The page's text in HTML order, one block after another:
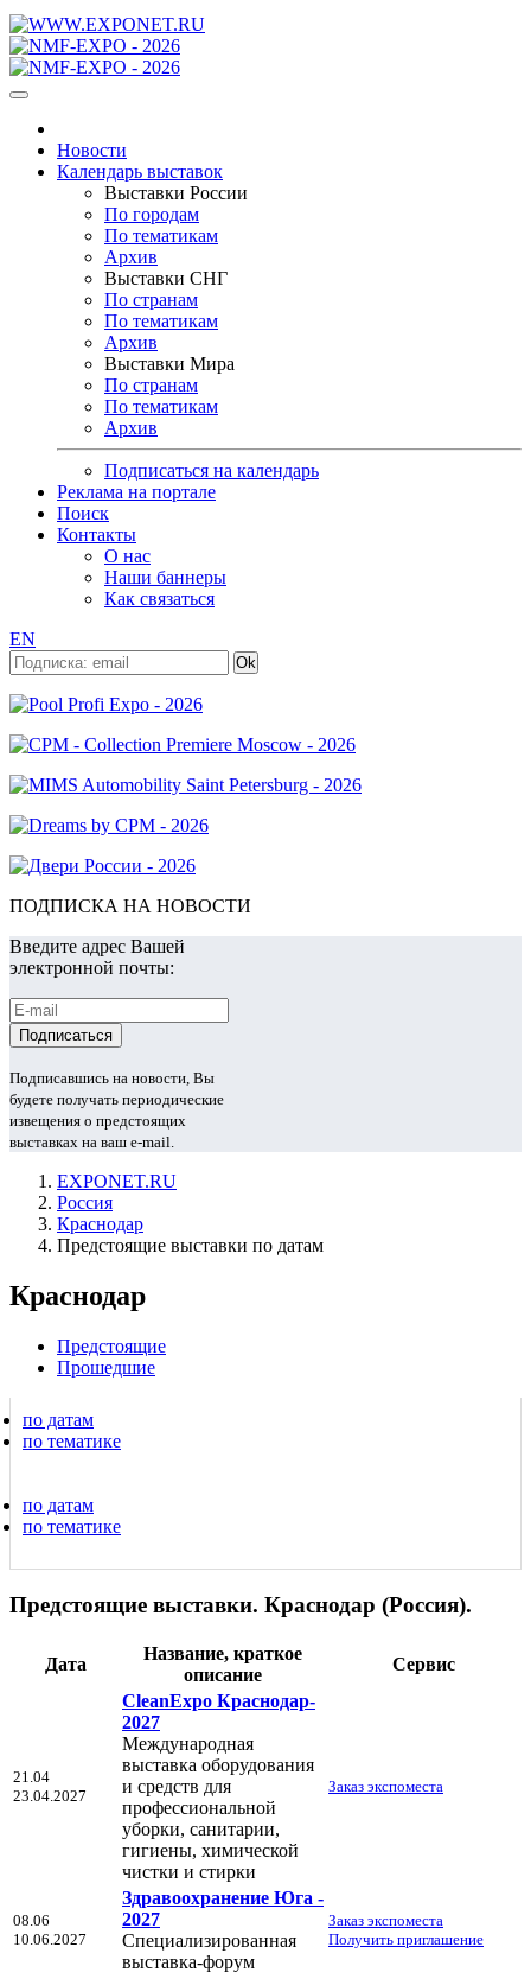
Новости
Календарь выставок
Выставки России
По городам
По тематикам
Архив
Выставки СНГ
По странам
По тематикам
Архив
Выставки Мира
По странам
По тематикам
Архив
Подписаться на календарь
Реклама на портале
Поиск
Контакты
О нас
Наши баннеры
Как связаться
EN
ПОДПИСКА НА НОВОСТИ
Введите адрес Вашей
электронной почты:
Подписавшись на новости, Вы
будете получать периодические
извещения о предстоящих
выставках на ваш e-mail.
EXPONET.RU
Россия
Краснодар
Предстоящие выставки по датам
Краснодар
Предстоящие
Прошедшие
по датам
по тематике
по датам
по тематике
Предстоящие выставки. Краснодар (Россия).
Дата
Название, краткое
описание
Сервис
21.04
23.04.2027
CleanExpo Краснодар-
2027
Международная
выставка оборудования
и средств для
профессиональной
уборки, санитарии,
гигиены, химической
чистки и стирки
Заказ экспоместа
08.06
10.06.2027
Здравоохранение Юга -
2027
Специализированная
выставка-форум
Заказ экспоместа
Получить приглашение